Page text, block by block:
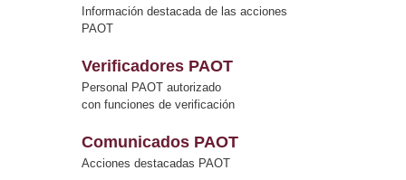
Información destacada de las acciones
PAOT
Verificadores PAOT
Personal PAOT autorizado
con funciones de verificación
Comunicados PAOT
Acciones destacadas PAOT